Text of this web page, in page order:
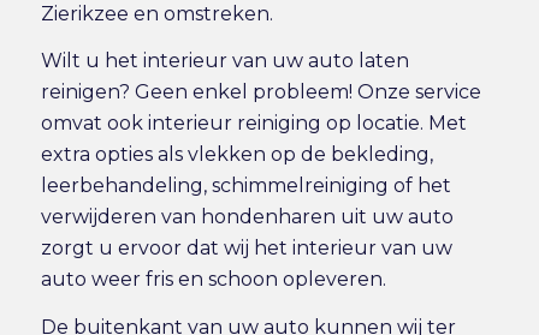
Zierikzee en omstreken.
Wilt u het interieur van uw auto laten
reinigen? Geen enkel probleem! Onze service
omvat ook interieur reiniging op locatie. Met
extra opties als vlekken op de bekleding,
leerbehandeling, schimmelreiniging of het
verwijderen van hondenharen uit uw auto
zorgt u ervoor dat wij het interieur van uw
auto weer fris en schoon opleveren.
De buitenkant van uw auto kunnen wij ter